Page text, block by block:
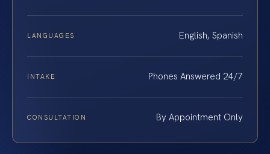
LANGUAGES English, Spanish
INTAKE Phones Answered 24/7
CONSULTATION By Appointment Only